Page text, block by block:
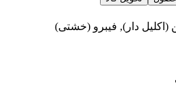
دار), فیبرو (خشتی)